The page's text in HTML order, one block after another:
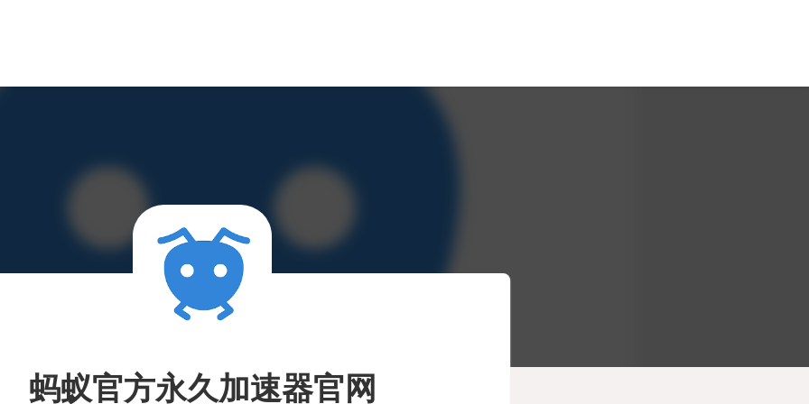
蚂蚁官方永久加速器官网